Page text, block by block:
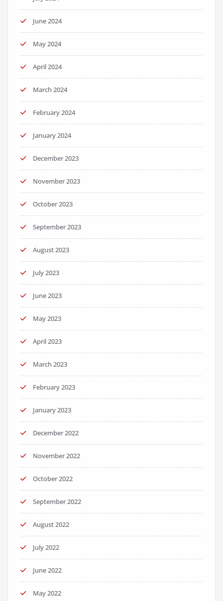
June 2024
May 2024
April 2024
March 2024
February 2024
January 2024
December 2023
November 2023
October 2023
September 2023
August 2023
July 2023
June 2023
May 2023
April 2023
March 2023
February 2023
January 2023
December 2022
November 2022
October 2022
September 2022
August 2022
July 2022
June 2022
May 2022